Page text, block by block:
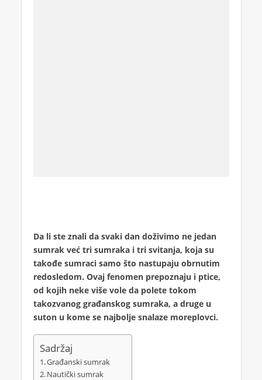
Da li ste znali da svaki dan doživimo ne jedan
sumrak već tri sumraka i tri svitanja, koja su
takođe sumraci samo što nastupaju obrnutim
redosledom. Ovaj fenomen prepoznaju i ptice,
od kojih neke više vole da polete tokom
takozvanog građanskog sumraka, a druge u
suton u kome se najbolje snalaze moreplovci.
Sadržaj
Građanski sumrak
Nautički sumrak